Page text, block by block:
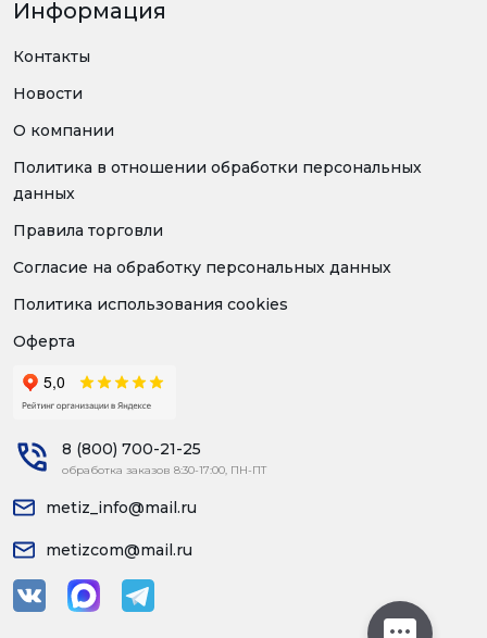
Информация
Контакты
Новости
О компании
Политика в отношении обработки персональных
данных
Правила торговли
Согласие на обработку персональных данных
Политика использования cookies
Оферта
8 (800) 700-21-25
обработка заказов 8:30-17:00, ПН-ПТ
metiz_info@mail.ru
metizcom@mail.ru